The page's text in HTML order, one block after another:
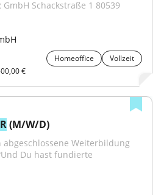
Homeoffice
Vollzeit
€
(M/W/D)
Weiterbildung
Du hast fundierte